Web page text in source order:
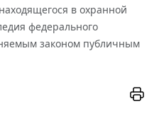
в охранной
федерального
законом публичным